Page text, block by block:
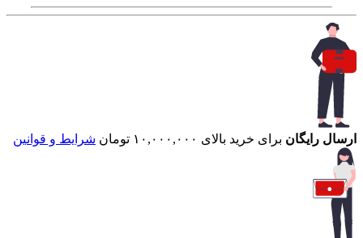
ارسال رایگان برای خرید بالای ۱۰,۰۰۰,۰۰۰ تومان شرایط و قوانین